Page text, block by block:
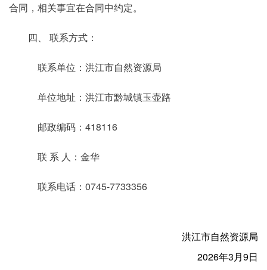
合同，相关事宜在合同中约定。
四、 联系方式：
联系单位：洪江市自然资源局
单位地址：洪江市黔城镇玉壶路
邮政编码：418116
联 系 人：金华
联系电话：0745-7733356
洪江市自然资源局
2026年3月9日